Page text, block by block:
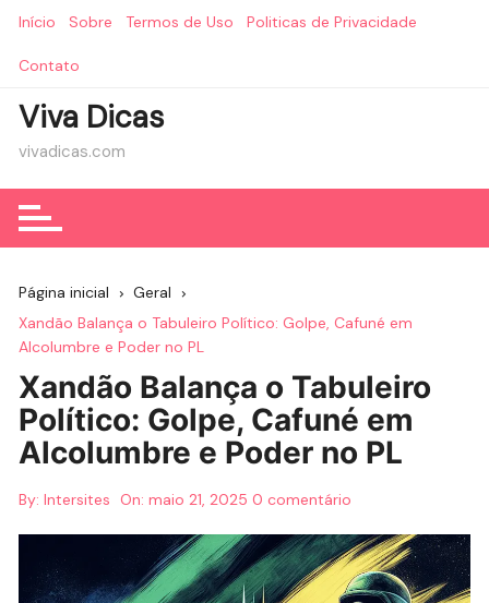
Início Sobre Termos de Uso Politicas de Privacidade
Contato
Viva Dicas
vivadicas.com
Página inicial
Geral
Xandão Balança o Tabuleiro Político: Golpe, Cafuné em
Alcolumbre e Poder no PL
Xandão Balança o Tabuleiro
Político: Golpe, Cafuné em
Alcolumbre e Poder no PL
By: Intersites On:maio 21, 2025 0 comentário